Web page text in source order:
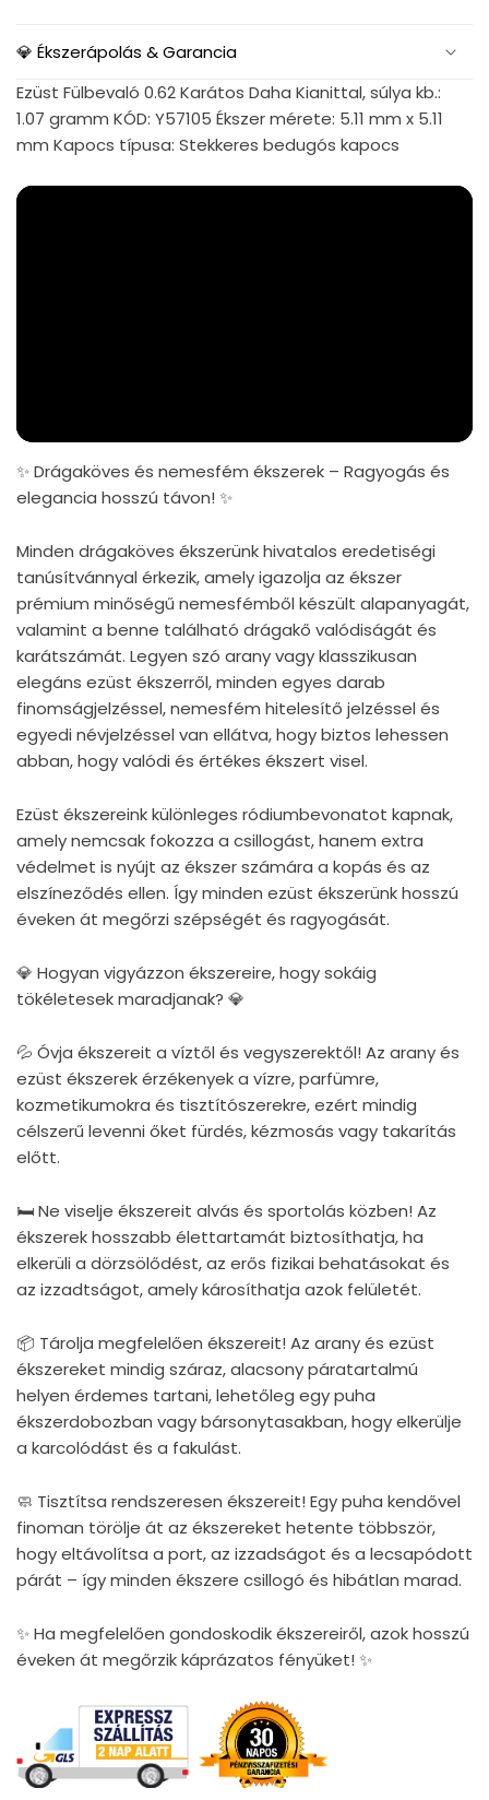
💎 Ékszerápolás & Garancia
Ezüst Fülbevaló 0.62 Karátos Daha Kianittal, súlya kb.:
1.07 gramm KÓD: Y57105 Ékszer mérete: 5.11 mm x 5.11
mm Kapocs típusa: Stekkeres bedugós kapocs
✨ Drágaköves és nemesfém ékszerek – Ragyogás és
elegancia hosszú távon! ✨
Minden drágaköves ékszerünk hivatalos eredetiségi
tanúsítvánnyal érkezik, amely igazolja az ékszer
prémium minőségű nemesfémből készült alapanyagát,
valamint a benne található drágakő valódiságát és
karátszámát. Legyen szó arany vagy klasszikusan
elegáns ezüst ékszerről, minden egyes darab
finomságjelzéssel, nemesfém hitelesítő jelzéssel és
egyedi névjelzéssel van ellátva, hogy biztos lehessen
abban, hogy valódi és értékes ékszert visel.
Ezüst ékszereink különleges ródiumbevonatot kapnak,
amely nemcsak fokozza a csillogást, hanem extra
védelmet is nyújt az ékszer számára a kopás és az
elszíneződés ellen. Így minden ezüst ékszerünk hosszú
éveken át megőrzi szépségét és ragyogását.
💎 Hogyan vigyázzon ékszereire, hogy sokáig
tökéletesek maradjanak? 💎
💦 Óvja ékszereit a víztől és vegyszerektől! Az arany és
ezüst ékszerek érzékenyek a vízre, parfümre,
kozmetikumokra és tisztítószerekre, ezért mindig
célszerű levenni őket fürdés, kézmosás vagy takarítás
előtt.
🛏 Ne viselje ékszereit alvás és sportolás közben! Az
ékszerek hosszabb élettartamát biztosíthatja, ha
elkerüli a dörzsölődést, az erős fizikai behatásokat és
az izzadtságot, amely károsíthatja azok felületét.
📦 Tárolja megfelelően ékszereit! Az arany és ezüst
ékszereket mindig száraz, alacsony páratartalmú
helyen érdemes tartani, lehetőleg egy puha
ékszerdobozban vagy bársonytasakban, hogy elkerülje
a karcolódást és a fakulást.
🧼 Tisztítsa rendszeresen ékszereit! Egy puha kendővel
finoman törölje át az ékszereket hetente többször,
hogy eltávolítsa a port, az izzadságot és a lecsapódott
párát – így minden ékszere csillogó és hibátlan marad.
✨ Ha megfelelően gondoskodik ékszereiről, azok hosszú
éveken át megőrzik káprázatos fényüket! ✨